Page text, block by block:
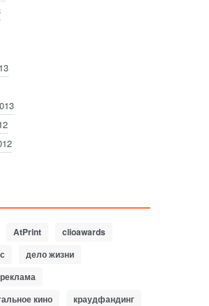
AtPrint
clioawards
дело жизни
кино
краудфандинг